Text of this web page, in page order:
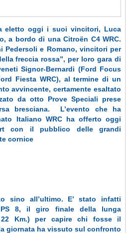
eletto oggi i suoi vincitori, Luca
a bordo di una Citroën C4 WRC.
Pedersoli e Romano, vincitori per
freccia rossa”, per loro gara di
Signor-Bernardi (Ford Focus
Fiesta WRC), al termine di un
avvincente, certamente esaltato
da otto Prove Speciali prese
bresciana.
L’evento che ha
Italiano WRC ha offerto oggi
con il pubblico delle grandi
cornice
sino all’ultimo. E’ stato infatti
PS 8, il giro finale della lunga
Km.) per capire chi fosse il
giornata ha vissuto sul confronto